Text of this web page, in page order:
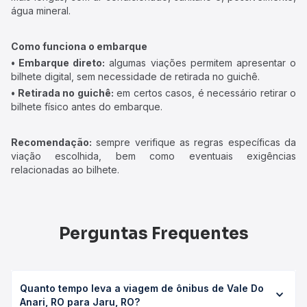
água mineral.
Como funciona o embarque
• Embarque direto: algumas viações permitem apresentar o
bilhete digital, sem necessidade de retirada no guichê.
• Retirada no guichê: em certos casos, é necessário retirar o
bilhete físico antes do embarque.
Recomendação: sempre verifique as regras específicas da
viação escolhida, bem como eventuais exigências
relacionadas ao bilhete.
Perguntas Frequentes
Quanto tempo leva a viagem de ônibus de Vale Do
Anari, RO para Jaru, RO?